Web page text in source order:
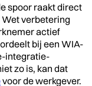
spoor raakt direct
verbetering
actief
bij een WIA-
integratie-
zo is, kan dat
voor de werkgever.